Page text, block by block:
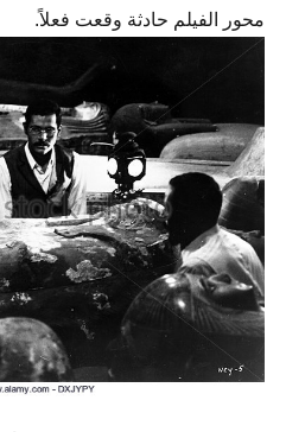
محور الفيلم حادثة وقعت فعلاً.